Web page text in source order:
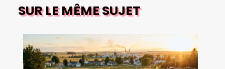
SUR LE MÊME SUJET